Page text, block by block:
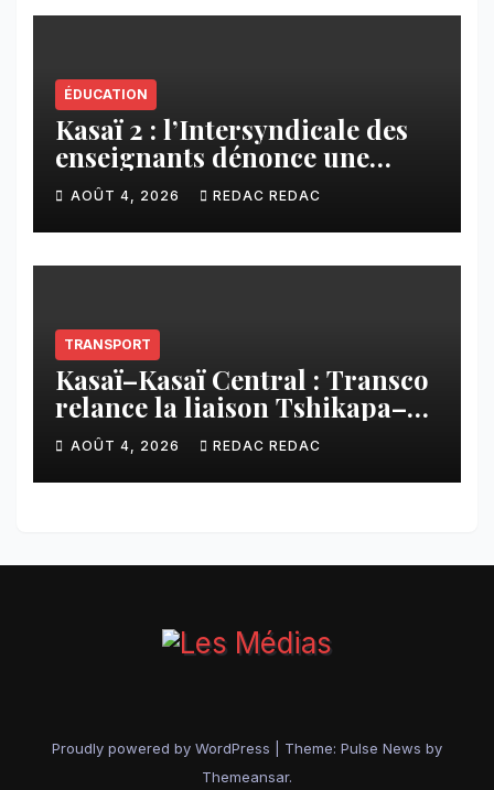
ÉDUCATION
Kasaï 2 : l’Intersyndicale des
enseignants dénonce une
contribution financière
imposée aux écoles de la
CNCA
AOÛT 4, 2026 REDAC REDAC
TRANSPORT
Kasaï–Kasaï Central : Transco
relance la liaison Tshikapa–
Tshiamu pour faciliter les
échanges
AOÛT 4, 2026 REDAC REDAC
Proudly powered by WordPress Theme: Pulse News by
Themeansar.